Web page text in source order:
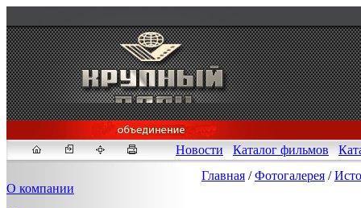
Новости Каталог фильмов
О компании
Главная /Фотогалерея /